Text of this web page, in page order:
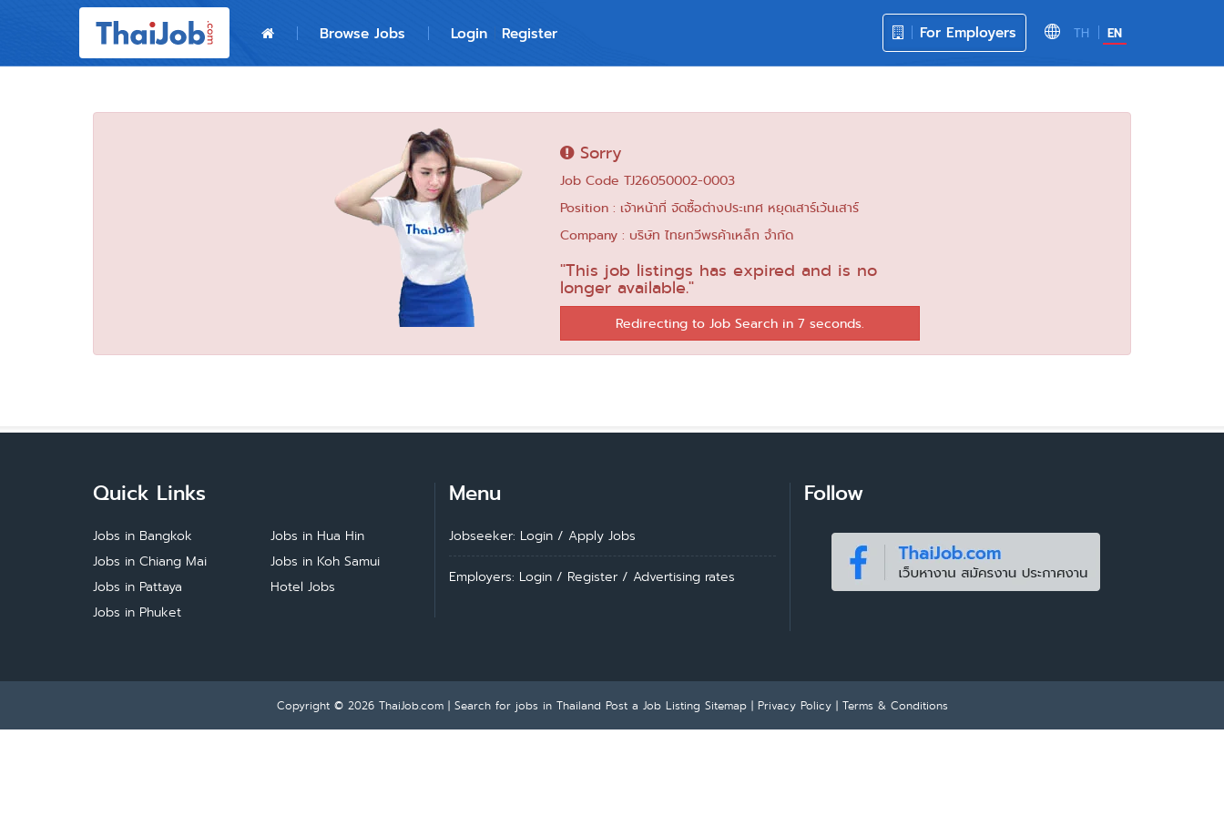
TH EN
For Employers
Browse Jobs Login Register
Login
Sorry
Job Code TJ26050002-0003
Position : เจ้าหน้าที่ จัดซื้อต่างประเทศ หยุดเสาร์เว้นเสาร์
Company : บริษัท ไทยทวีพรค้าเหล็ก จำกัด
"This job listings has expired and is no
longer available."
Redirecting to Job Search in 6 seconds.
Quick Links
Jobs in Bangkok
Jobs in Chiang Mai
Jobs in Pattaya
Jobs in Phuket
Jobs in Hua Hin
Jobs in Koh Samui
Hotel Jobs
Menu
Jobseeker: Login / Apply Jobs
Employers: Login / Register / Advertising rates
Follow
Copyright © 2026 ThaiJob.com | Search for jobs in Thailand Post a Job Listing Sitemap| Privacy Policy| Terms & Conditions